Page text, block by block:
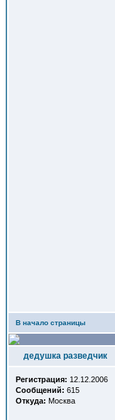
В начало страницы
дедушка разведчик
Регистрация: 12.12.2006
Сообщений: 615
Откуда: Москва